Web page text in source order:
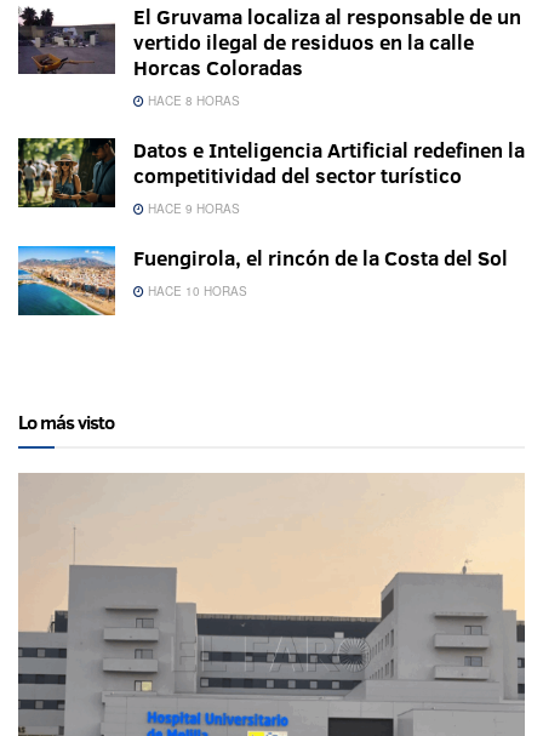
El Gruvama localiza al responsable de un
vertido ilegal de residuos en la calle
Horcas Coloradas
HACE 8 HORAS
Datos e Inteligencia Artificial redefinen la
competitividad del sector turístico
HACE 9 HORAS
Fuengirola, el rincón de la Costa del Sol
HACE 10 HORAS
Lo más visto